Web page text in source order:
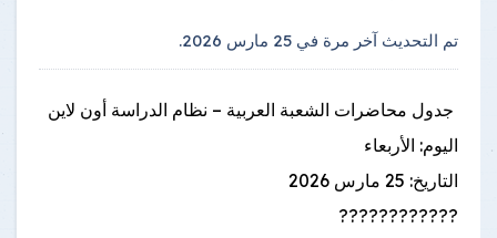
تم التحديث آخر مرة في 25 مارس 2026 .
جدول محاضرات الشعبة العربية – نظام الدراسة أون لاين
اليوم: الأربعاء
التاريخ: 25 مارس 2026
????????????